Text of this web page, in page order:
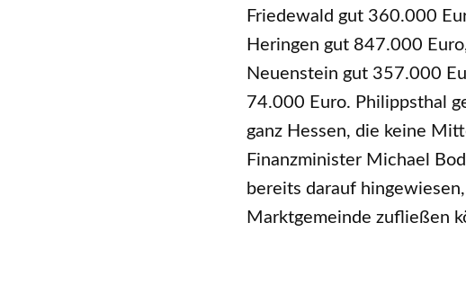
Friedewald gut 360.000
Heringen gut 847.000
Neuenstein gut 357.000
74.000 Euro. Philippsthal
ganz Hessen, die keine
Finanzminister Michael
bereits darauf
Marktgemeinde zufließen